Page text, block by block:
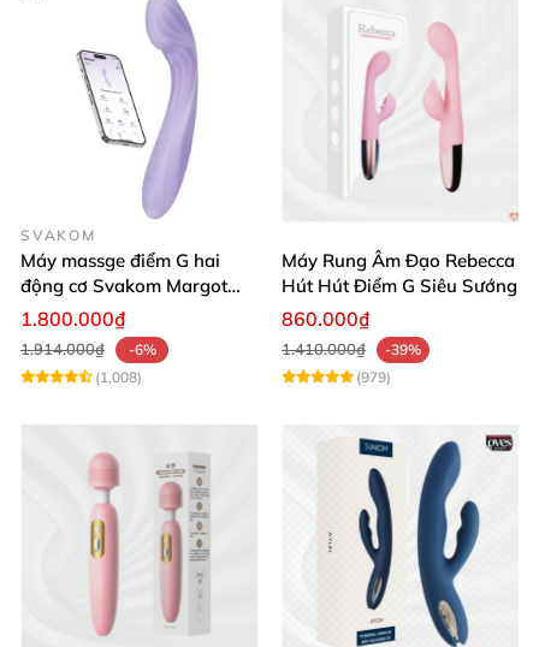
SVAKOM
Máy massge điểm G hai
động cơ Svakom Margot
điều khiển qua app
1.800.000₫
1.914.000₫
-6%
(1,008)
Máy Rung Âm Đạo Rebecca
Hút Hút Điểm G Siêu Sướng
860.000₫
1.410.000₫
-39%
(979)